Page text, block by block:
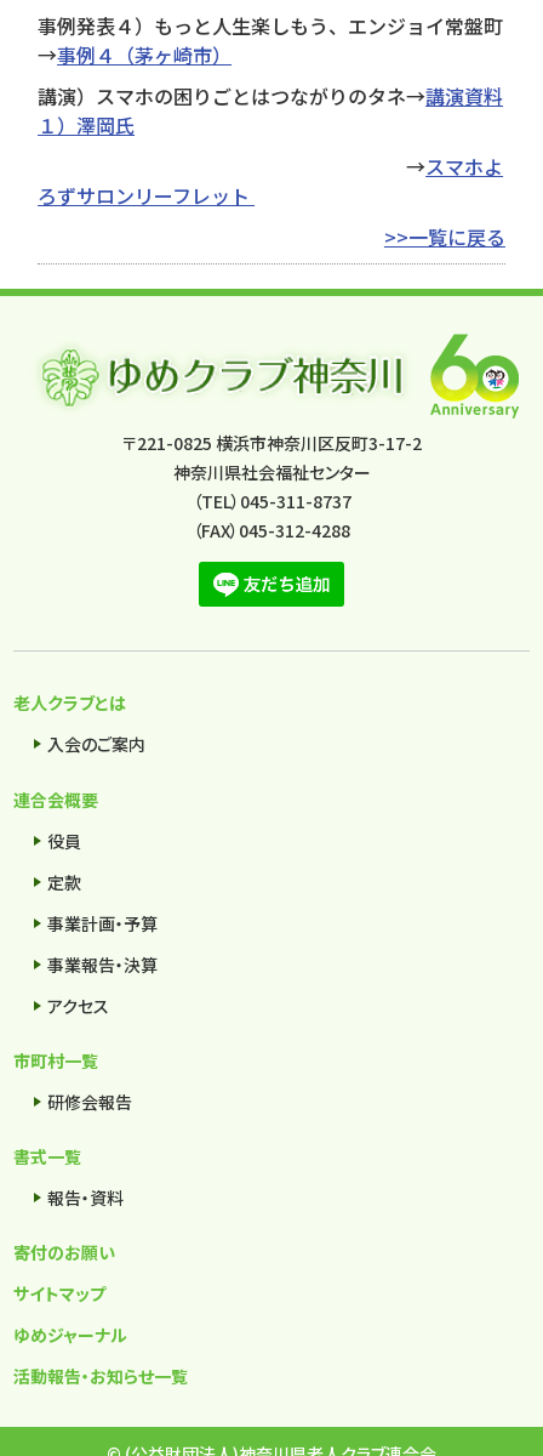
事例発表４）もっと人生楽しもう、エンジョイ常盤町
→事例４（茅ヶ崎市）
講演）スマホの困りごとはつながりのタネ→講演資料
１）澤岡氏
→スマホよ
ろずサロンリーフレット
>>一覧に戻る
〒221-0825 横浜市神奈川区反町3-17-2
神奈川県社会福祉センター
（TEL）045-311-8737
（FAX）045-312-4288
老人クラブとは
入会のご案内
連合会概要
役員
定款
事業計画・予算
事業報告・決算
アクセス
市町村一覧
研修会報告
書式一覧
報告・資料
寄付のお願い
サイトマップ
ゆめジャーナル
活動報告・お知らせ一覧